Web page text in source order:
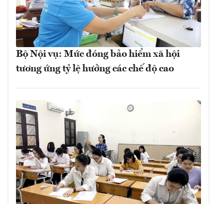
Bộ Nội vụ: Mức đóng bảo hiểm xã hội
tương ứng tỷ lệ hưởng các chế độ cao